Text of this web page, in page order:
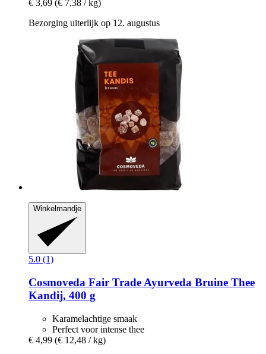
€ 3,69 (€ 7,38 / kg)
Bezorging uiterlijk op 12. augustus
Winkelmandje
5.0 (1)
Cosmoveda Fair Trade Ayurveda Bruine Thee
Kandij, 400 g
Karamelachtige smaak
Perfect voor intense thee
€ 4,99 (€ 12,48 / kg)